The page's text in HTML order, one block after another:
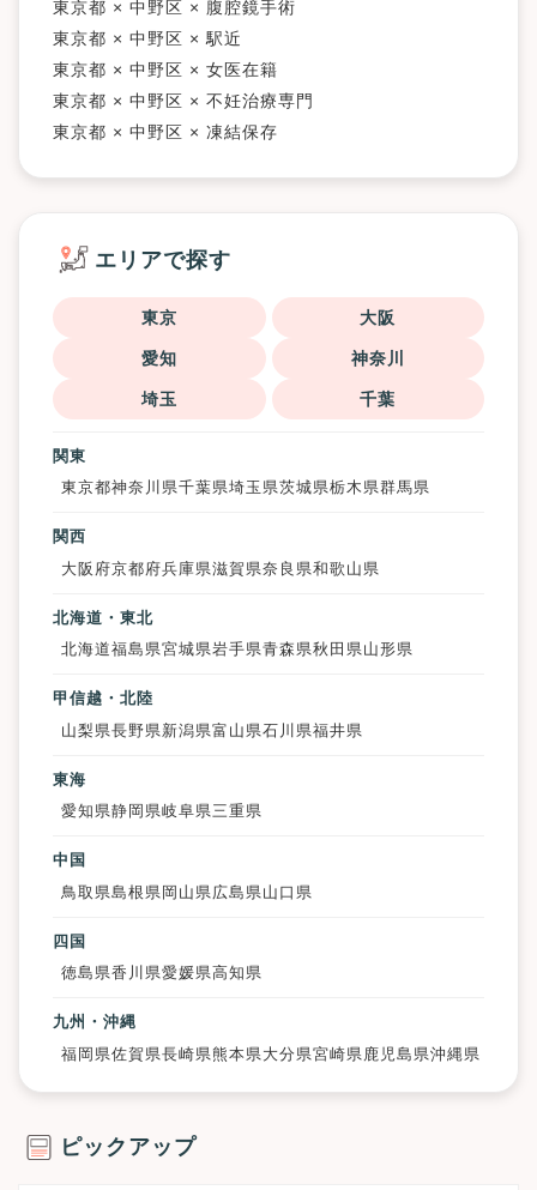
東京都 × 中野区 × 腹腔鏡手術
東京都 × 中野区 × 駅近
東京都 × 中野区 × 女医在籍
東京都 × 中野区 × 不妊治療専門
東京都 × 中野区 × 凍結保存
エリアで探す
東京 大阪
愛知 神奈川
埼玉 千葉
関東
東京都神奈川県千葉県埼玉県茨城県栃木県群馬県
関西
大阪府京都府兵庫県滋賀県奈良県和歌山県
北海道・東北
北海道福島県宮城県岩手県青森県秋田県山形県
甲信越・北陸
山梨県長野県 新潟県富山県石川県福井県
東海
愛知県静岡県岐阜県三重県
中国
鳥取県島根県 岡山県 広島県 山口県
四国
徳島県香川県愛媛県高知県
九州・沖縄
福岡県佐賀県長崎県 熊本県 大分県宮崎県 鹿児島県沖縄県
ピックアップ